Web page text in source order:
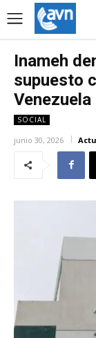
Inameh
supuesto
Venezuela
SOCIAL
junio 30, 2026